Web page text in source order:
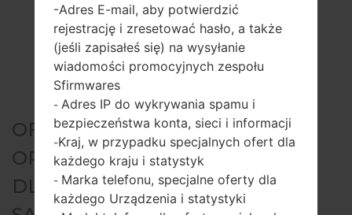
OFICJALNE
OPROGRAMOWANIE #126041
DLA: SM-J710MN -
-Adres E-mail, aby potwierdzić
rejestrację i zresetować hasło, a także
(jeśli zapisałeś się) na wysyłanie
wiadomości promocyjnych zespołu
Sfirmwares
- Adres IP do wykrywania spamu i
bezpieczeństwa konta, sieci i informacji
-Kraj, w przypadku specjalnych ofert dla
każdego kraju i statystyk
- Marka telefonu, specjalne oferty dla
każdego Urządzenia i statystyki